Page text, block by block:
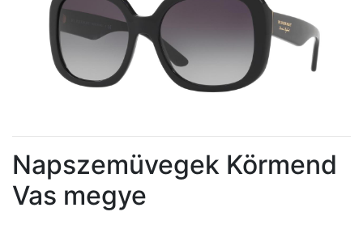
Napszemüvegek Körmend
Vas megye